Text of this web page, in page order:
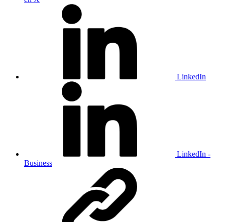
LinkedIn
LinkedIn -
Business